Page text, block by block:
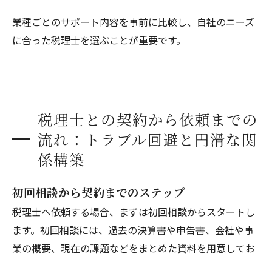
業種ごとのサポート内容を事前に比較し、自社のニーズ
に合った税理士を選ぶことが重要です。
税理士との契約から依頼までの
流れ：トラブル回避と円滑な関
係構築
初回相談から契約までのステップ
税理士へ依頼する場合、まずは初回相談からスタートし
ます。初回相談には、過去の決算書や申告書、会社や事
業の概要、現在の課題などをまとめた資料を用意してお